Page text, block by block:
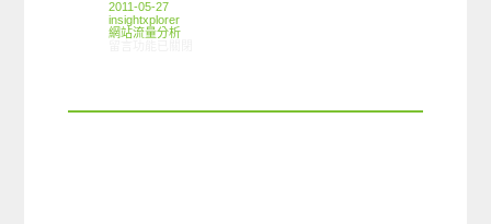
2011-05-27
insightxplorer
網站流量分析